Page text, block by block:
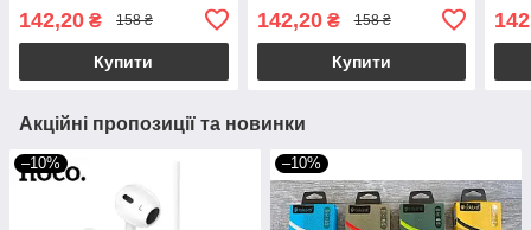
142,20 ₴ 158 ₴
Купити
142,20₴ 158 ₴
Купити
Акційні пропозиції та новинки
–10% –10%